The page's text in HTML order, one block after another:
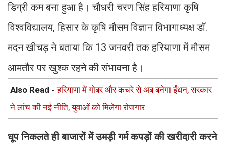
डिग्री कम बना हुआ है। चौधरी चरण सिंह हरियाणा कृषि
विश्वविद्यालय, हिसार के कृषि मौसम विज्ञान विभागाध्यक्ष डॉ.
मदन खीचड़ ने बताया कि 13 जनवरी तक हरियाणा में मौसम
आमतौर पर खुश्क रहने की संभावना है।
Also Read -हरियाणा में गोबर और कचरे से अब बनेगा ईंधन, सरकार
ने लांच की नई नीति, युवाओं को मिलेगा रोजगार
धूप निकलते ही बाजारों में उमड़ी गर्म कपड़ों की खरीदारी करने